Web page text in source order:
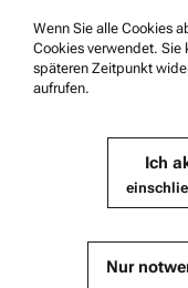
Kontaktieren Sie uns
Wenn Sie alle Cookies
Cookies verwendet. Sie
späteren Zeitpunkt
aufrufen.
Ich
Nur